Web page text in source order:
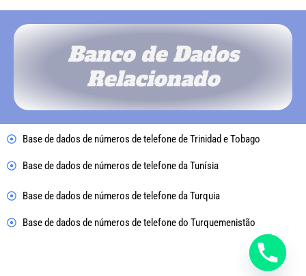
Banco de Dados
Relacionado
Base de dados de números de telefone de Trinidad e Tobago
Base de dados de números de telefone da Tunísia
Base de dados de números de telefone da Turquia
Base de dados de números de telefone do Turquemenistão